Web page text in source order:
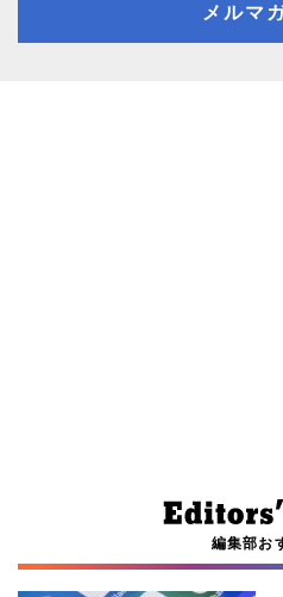
メルマ
編集部お